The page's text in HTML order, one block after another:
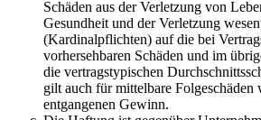
Schäden aus der Verletzung von
Gesundheit und der Verletzung
(Kardinalpflichten) auf die bei
vorhersehbaren Schäden und im
die vertragstypischen
gilt auch für mittelbare Folgeschäden
entgangenen Gewinn.